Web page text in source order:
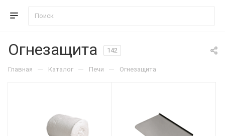
Огнезащита 142
Главная — Каталог — Печи — Огнезащита